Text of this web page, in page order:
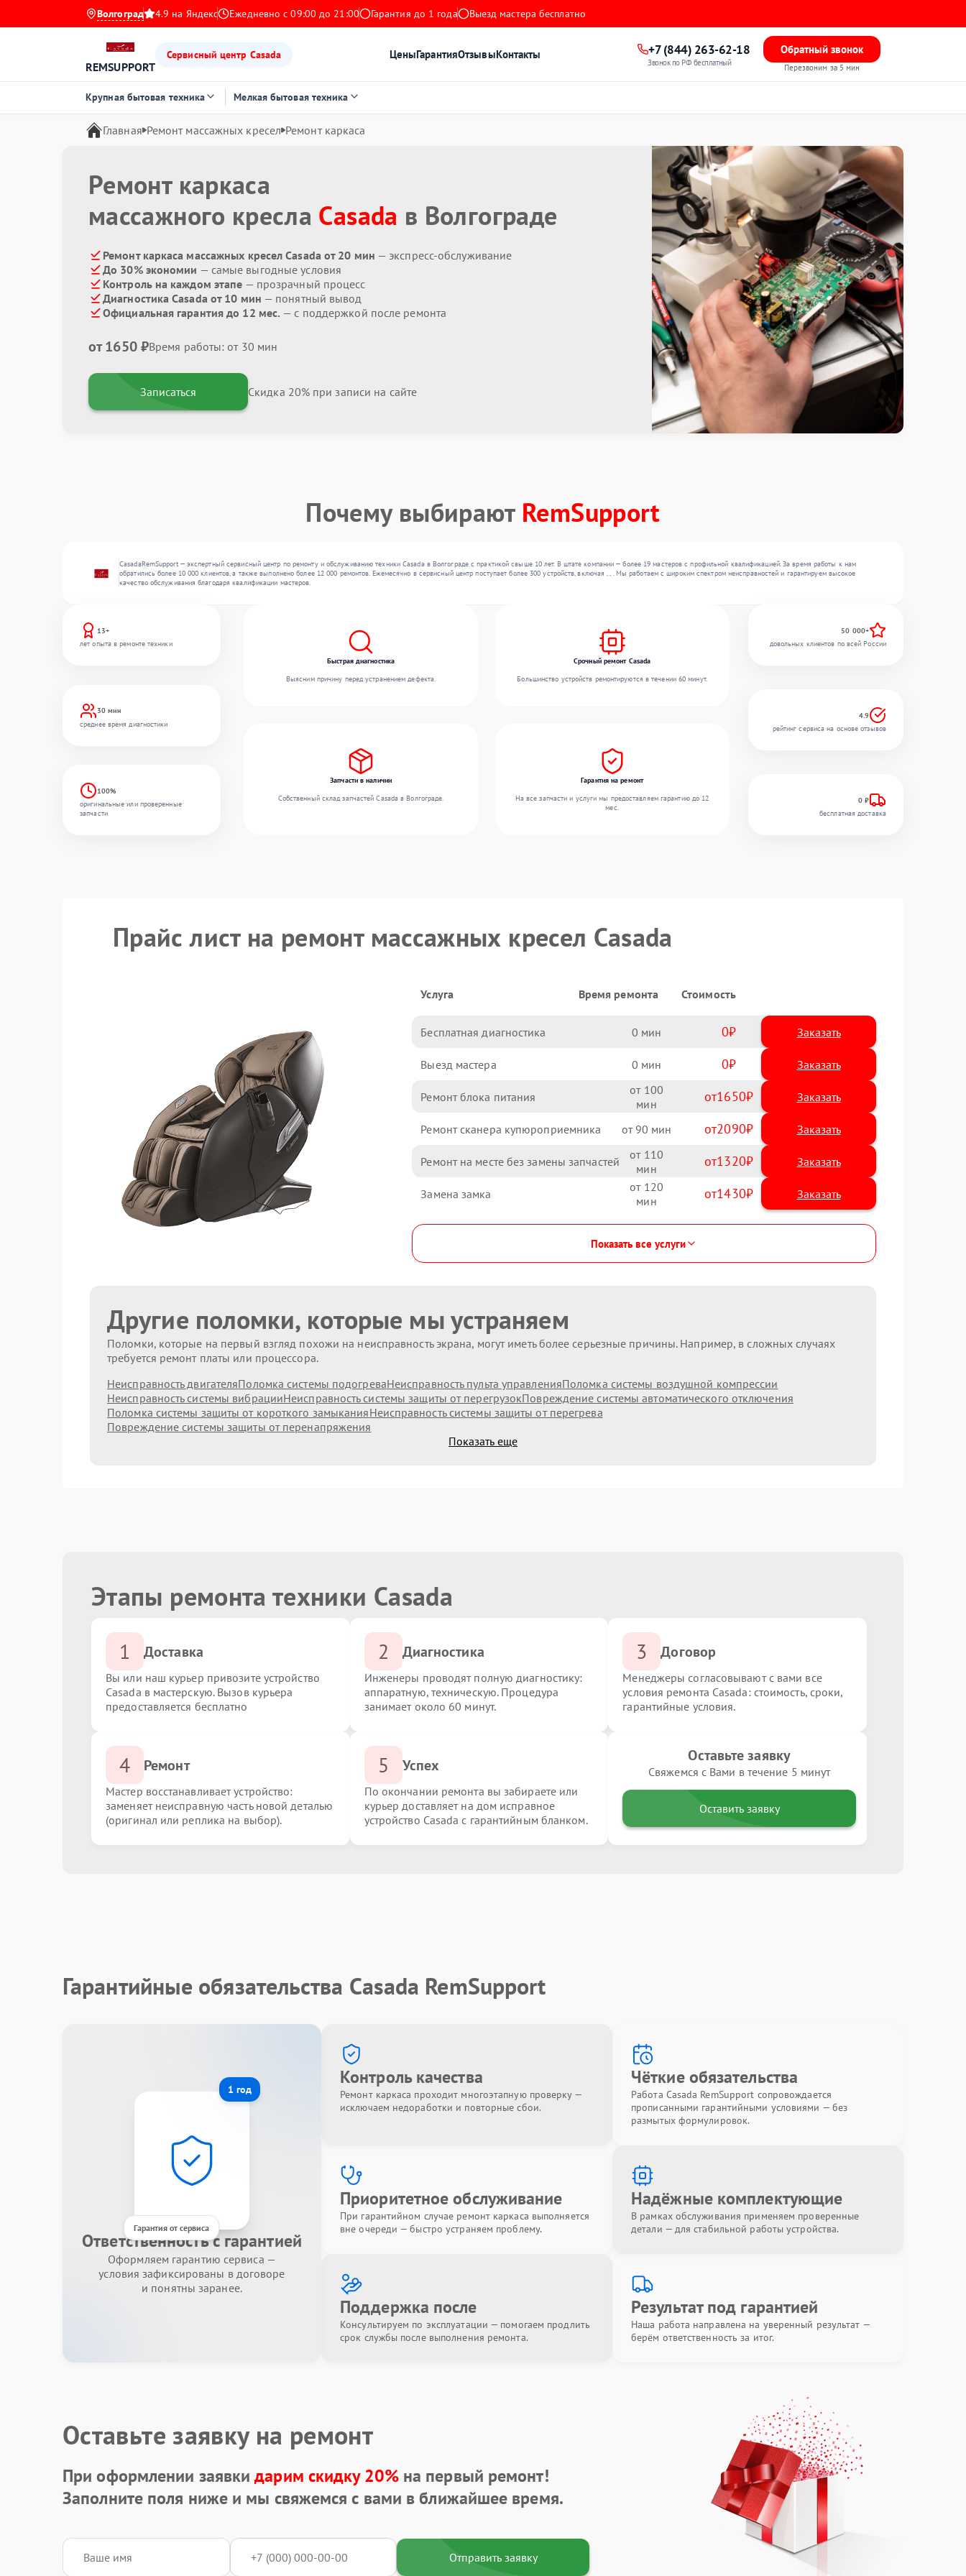
Волгоград 4.9 на Яндекс Ежедневно с 09:00 до 21:00 Гарантия до 1 года Выезд мастера бесплатно
REMSUPPORT
Сервисный центр Casada ЦеныГарантияОтзывыКонтакты +7 (844) 263-62-18
Звонок по РФ бесплатный
Обратный звонок
Перезвоним за 5 мин
Крупная бытовая техника Мелкая бытовая техника
Главная Ремонт массажных кресел Ремонт каркаса
Ремонт каркаса
массажного кресла Casada в Волгограде
Ремонт каркаса массажных кресел Casada от 20 мин — экспресс-обслуживание
До 30% экономии — самые выгодные условия
Контроль на каждом этапе — прозрачный процесс
Диагностика Casada от 10 мин — понятный вывод
Официальная гарантия до 12 мес. — с поддержкой после ремонта
от 1650 ₽Время работы: от 30 мин
Записаться Скидка 20% при записи на сайте
Почему выбирают RemSupport
CasadaRemSupport — экспертный сервисный центр по ремонту и обслуживанию техники Casada в Волгограде с практикой свыше 10 лет. В штате компании — более 19 мастеров с профильной квалификацией. За время работы к нам
обратились более 10 000 клиентов, а также выполнено более 12 000 ремонтов. Ежемесячно в сервисный центр поступает более 300 устройств, включая , , . Мы работаем с широким спектром неисправностей и гарантируем высокое
качество обслуживания благодаря квалификации мастеров.
13+
лет опыта в ремонте техники
30 мин
среднее время диагностики
100%
оригинальные или проверенные
запчасти
Быстрая диагностика
Выясним причину перед устранением дефекта.
Срочный ремонт Casada
Большинство устройств ремонтируются в течении 60 минут.
Запчасти в наличии
Собственный склад запчастей Casada в Волгограде.
Гарантия на ремонт
На все запчасти и услуги мы предоставляем гарантию до 12
мес.
50 000+
довольных клиентов по всей России
4.9
рейтинг сервиса на основе отзывов
0 ₽
бесплатная доставка
Прайс лист на ремонт массажных кресел Casada
Услуга Время ремонта Стоимость
Бесплатная диагностика 0 0 Заказать
Выезд мастера 0 0 Заказать
Ремонт блока питания 100 1650
Ремонт сканера купюроприемника 90 2090
Ремонт на месте без замены запчастей 110 1320
Замена замка 120 1430
Показать все услуги
Другие поломки, которые мы устраняем
Поломки, которые на первый взгляд похожи на неисправность экрана, могут иметь более серьезные причины. Например, в сложных случаях
требуется ремонт платы или процессора.
Неисправность двигателяПоломка системы подогреваНеисправность пульта управленияПоломка системы воздушной компрессии
Неисправность системы вибрацииНеисправность системы защиты от перегрузокПовреждение системы автоматического отключения
Поломка системы защиты от короткого замыканияНеисправность системы защиты от перегрева
Повреждение системы защиты от перенапряжения
Показать еще
Этапы ремонта техники Casada
1 Доставка
Вы или наш курьер привозите устройство
Casada в мастерскую. Вызов курьера
предоставляется бесплатно
2 Диагностика
Инженеры проводят полную диагностику:
аппаратную, техническую. Процедура
занимает около 60 минут.
3 Договор
Менеджеры согласовывают с вами все
условия ремонта Casada: стоимость, сроки,
гарантийные условия.
4 Ремонт
Мастер восстанавливает устройство:
заменяет неисправную часть новой деталью
(оригинал или реплика на выбор).
5 Успех
По окончании ремонта вы забираете или
курьер доставляет на дом исправное
устройство Casada с гарантийным бланком.
Оставьте заявку
Свяжемся с Вами в течение 5 минут
Оставить заявку
Гарантийные обязательства Casada RemSupport
1 год
Гарантия от сервиса
Ответственность с гарантией
Оформляем гарантию сервиса —
условия зафиксированы в договоре
и понятны заранее.
Контроль качества
Ремонт каркаса проходит многоэтапную проверку —
исключаем недоработки и повторные сбои.
Чёткие обязательства
Работа Casada RemSupport сопровождается
прописанными гарантийными условиями — без
размытых формулировок.
Приоритетное обслуживание
При гарантийном случае ремонт каркаса выполняется
вне очереди — быстро устраняем проблему.
Надёжные комплектующие
В рамках обслуживания применяем проверенные
детали — для стабильной работы устройства.
Поддержка после
Консультируем по эксплуатации — помогаем продлить
срок службы после выполнения ремонта.
Результат под гарантией
Наша работа направлена на уверенный результат —
берём ответственность за итог.
Оставьте заявку на ремонт
При оформлении заявкидарим скидку 20%на первый ремонт!
Заполните поля ниже и мы свяжемся с вами в ближайшее время.
Отправить заявку